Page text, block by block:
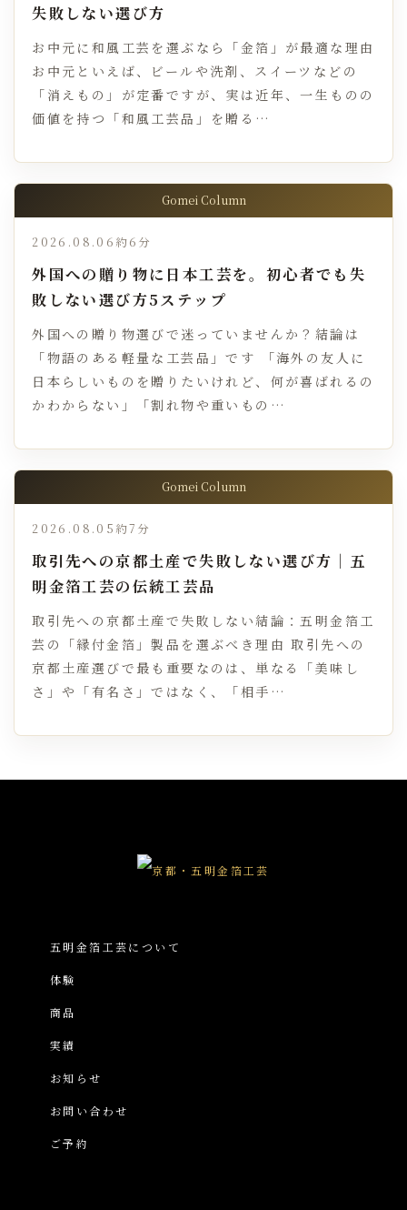
失敗しない選び方
お中元に和風工芸を選ぶなら「金箔」が最適な理由
お中元といえば、ビールや洗剤、スイーツなどの
「消えもの」が定番ですが、実は近年、一生ものの
価値を持つ「和風工芸品」を贈る…
Gomei Column
2026.08.06 約6分
外国への贈り物に日本工芸を。初心者でも失
敗しない選び方5ステップ
外国への贈り物選びで迷っていませんか？結論は
「物語のある軽量な工芸品」です 「海外の友人に
日本らしいものを贈りたいけれど、何が喜ばれるの
かわからない」「割れ物や重いもの…
Gomei Column
2026.08.05 約7分
取引先への京都土産で失敗しない選び方｜五
明金箔工芸の伝統工芸品
取引先への京都土産で失敗しない結論：五明金箔工
芸の「縁付金箔」製品を選ぶべき理由 取引先への
京都土産選びで最も重要なのは、単なる「美味し
さ」や「有名さ」ではなく、「相手…
五明金箔工芸について
体験
商品
実績
お知らせ
お問い合わせ
ご予約